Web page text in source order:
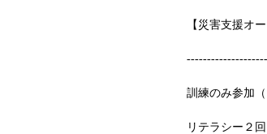
【災害支援オ
訓練のみ参加
リテラシー２